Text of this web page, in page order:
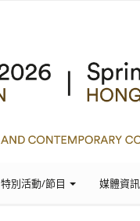
特別活動/節目 媒體資訊